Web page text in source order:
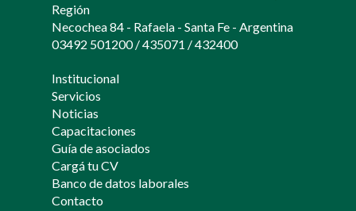
Región
Necochea 84 - Rafaela - Santa Fe - Argentina
03492 501200/435071 /432400
Institucional
Servicios
Noticias
Capacitaciones
Guía de asociados
Cargá tu CV
Banco de datos laborales
Contacto